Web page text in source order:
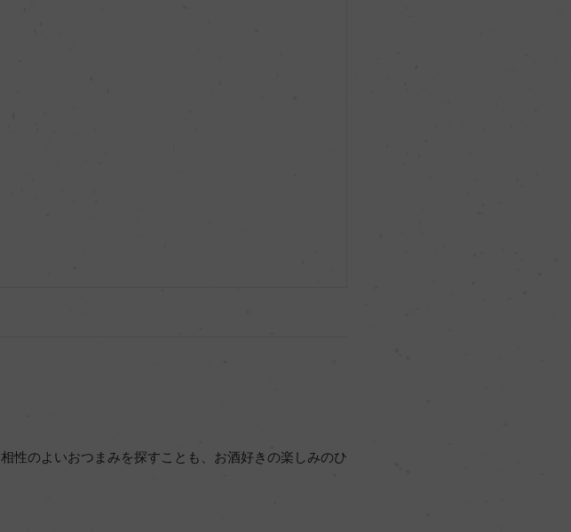
性のよいおつまみを探すことも、お酒好きの楽しみのひ